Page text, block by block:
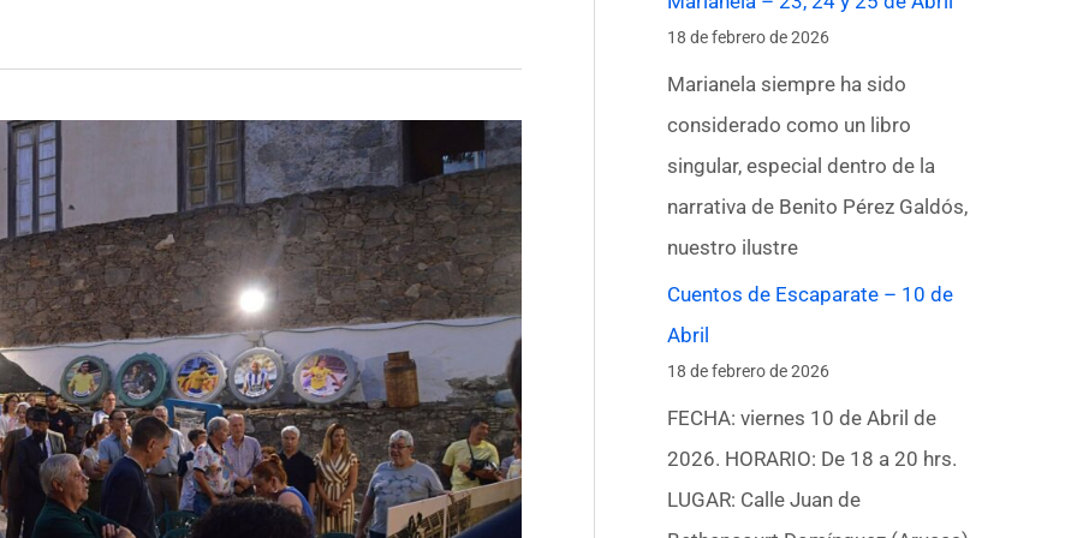
18 de febrero de 2026
Marianela siempre ha sido
considerado como un libro
singular, especial dentro de la
narrativa de Benito Pérez Galdós,
nuestro ilustre
Cuentos de Escaparate – 10 de
Abril
18 de febrero de 2026
FECHA: viernes 10 de Abril de
2026. HORARIO: De 18 a 20 hrs.
LUGAR: Calle Juan de